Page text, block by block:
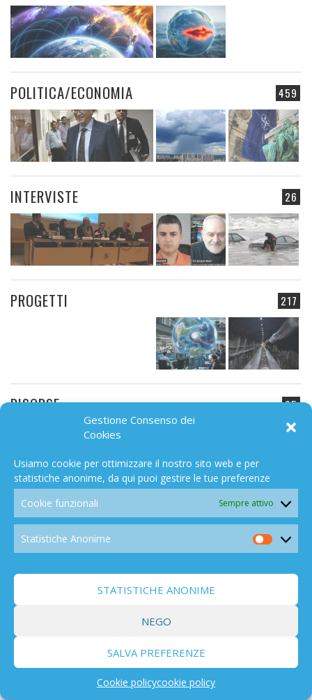
Gestione Consenso dei
Cookies
Usiamo cookie per ottimizzare il nostro sito web e per
statistiche anonime, da qui puoi gestire le tue preferenze
Cookie funzionali
Sempre attivo
Statistiche Anonime
STATISTICHE ANONIME
NEGO
SALVA PREFERENZE
Cookie policycookie policy
459
POLITICA/ECONOMIA
26
INTERVISTE
217
PROGETTI
95
RISORSE
54
SUNRADIATION MANAGEMENT
280
SALUTE